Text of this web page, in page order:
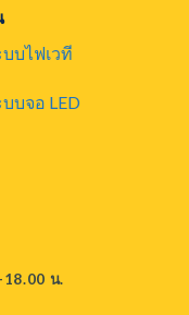
บไฟเวที
บจอ LED
น.